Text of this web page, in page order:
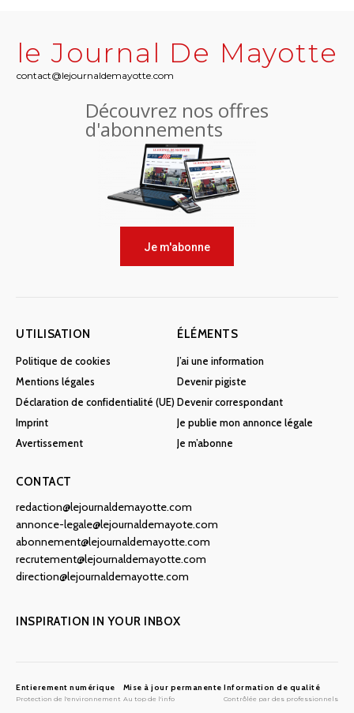
le Journal De Mayotte
contact@lejournaldemayotte.com
Découvrez nos offres
d'abonnements
Je m'abonne
UTILISATION
Politique de cookies
Mentions légales
Déclaration de confidentialité (UE)
Imprint
Avertissement
ÉLÉMENTS
J’ai une information
Devenir pigiste
Devenir correspondant
Je publie mon annonce légale
Je m’abonne
CONTACT
redaction@lejournaldemayotte.com
annonce-legale@lejournaldemayote.com
abonnement@lejournaldemayotte.com
recrutement@lejournaldemayotte.com
direction@lejournaldemayotte.com
INSPIRATION IN YOUR INBOX
Entierement numérique
Protection de l'environnement
Mise à jour permanente
Au top de l'info
Information de qualité
Contrôlée par des professionnels